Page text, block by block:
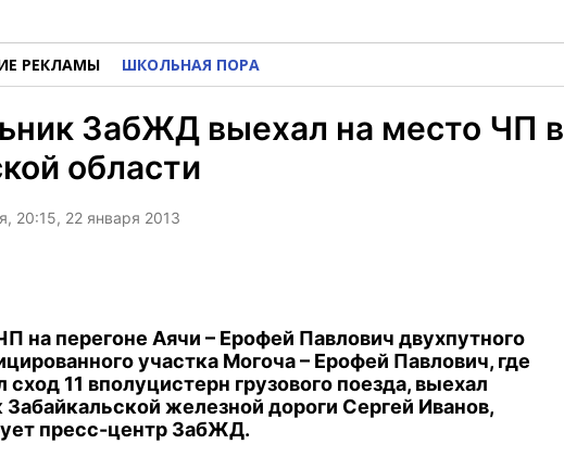
РЕКЛАМЫ ШКОЛЬНАЯ ПОРА
ЗабЖД выехал на место ЧП в
области
20:15, 22 января 2013
на перегоне Аячи – Ерофей Павлович двухпутного
участка Могоча – Ерофей Павлович, где
сход 11 вполуцистерн грузового поезда, выехал
Забайкальской железной дороги Сергей Иванов,
пресс-центр ЗабЖД.